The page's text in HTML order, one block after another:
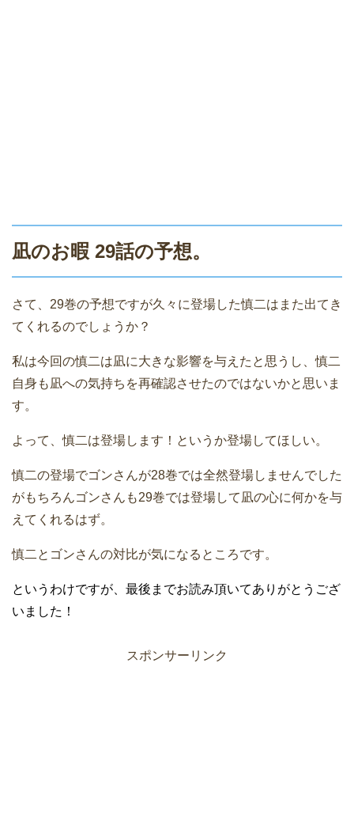
凪のお暇 29話の予想。
さて、29巻の予想ですが久々に登場した慎二はまた出てき
てくれるのでしょうか？
私は今回の慎二は凪に大きな影響を与えたと思うし、慎二
自身も凪への気持ちを再確認させたのではないかと思いま
す。
よって、慎二は登場します！というか登場してほしい。
慎二の登場でゴンさんが28巻では全然登場しませんでした
がもちろんゴンさんも29巻では登場して凪の心に何かを与
えてくれるはず。
慎二とゴンさんの対比が気になるところです。
というわけですが、最後までお読み頂いてありがとうござ
いました！
スポンサーリンク